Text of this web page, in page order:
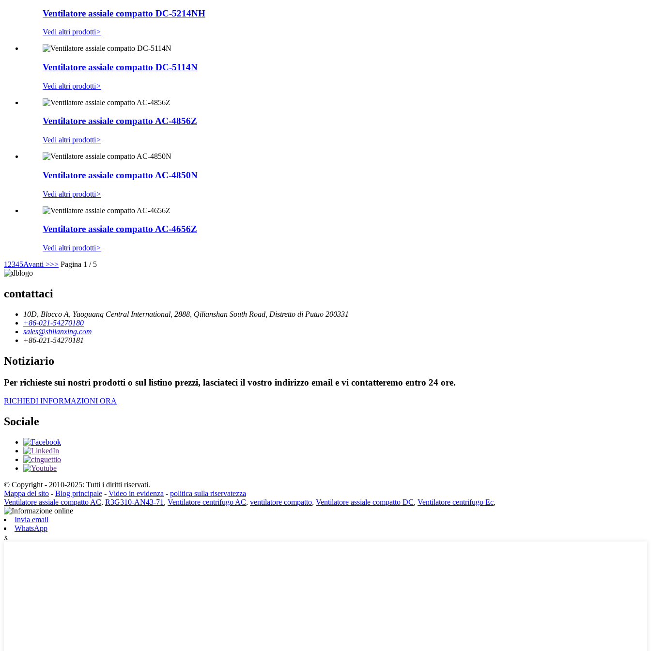
Ventilatore assiale compatto DC-5214NH
Vedi altri prodotti>
Ventilatore assiale compatto DC-5114N
Vedi altri prodotti>
Ventilatore assiale compatto AC-4856Z
Vedi altri prodotti>
Ventilatore assiale compatto AC-4850N
Vedi altri prodotti>
Ventilatore assiale compatto AC-4656Z
Vedi altri prodotti>
1 2345Avanti >>> Pagina 1 / 5
contattaci
10D, Blocco A, Yaoguang Central International, 2888, Qilianshan South Road, Distretto di Putuo 200331
+86-021-54270180
sales@shlianxing.com
+86-021-54270181
Notiziario
Per richieste sui nostri prodotti o sul listino prezzi, lasciateci il vostro indirizzo email e vi contatteremo entro 24 ore.
RICHIEDI INFORMAZIONI ORA
Sociale
© Copyright - 2010-2025: Tutti i diritti riservati.
Mappa del sito - Blog principale - Video in evidenza - politica sulla riservatezza
Ventilatore assiale compatto AC, R3G310-AN43-71 , Ventilatore centrifugo AC, ventilatore compatto, Ventilatore assiale compatto DC, Ventilatore centrifugo Ec,
Invia email
WhatsApp
x